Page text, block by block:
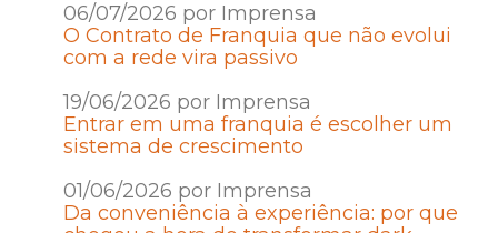
06/07/2026 por Imprensa
O Contrato de Franquia que não evolui
com a rede vira passivo
19/06/2026 por Imprensa
Entrar em uma franquia é escolher um
sistema de crescimento
01/06/2026 por Imprensa
Da conveniência à experiência: por que